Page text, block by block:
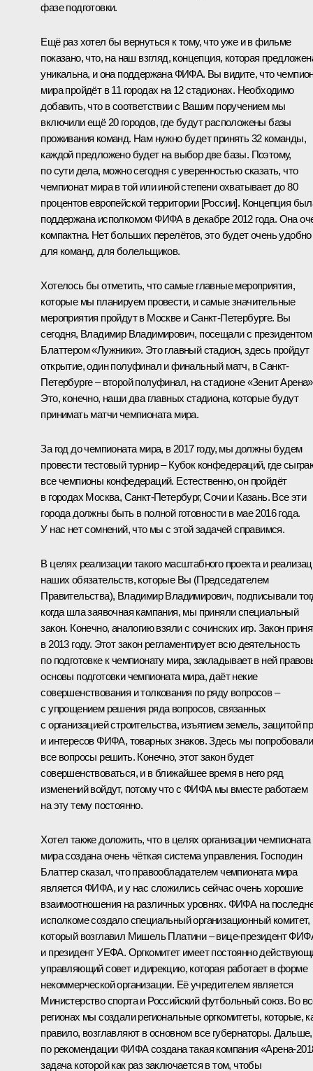
фазе подготовки.
Ещё раз хотел бы вернуться к тому, что уже и в фильме
показано, что, на наш взгляд, концепция, которая
уникальна, и она поддержана ФИФА. Вы видите, что
мира пройдёт в 11 городах на 12 стадионах. Необходимо
добавить, что в соответствии с Вашим поручением мы
включили ещё 20 городов, где будут расположены базы
проживания команд. Нам нужно будет принять 32 команды,
каждой предложено будет на выбор две базы. Поэтому,
по сути дела, можно сегодня с уверенностью сказать, что
чемпионат мира в той или иной степени охватывает до 80
процентов европейской территории [России]. Концепция
поддержана исполкомом ФИФА в декабре 2012 года. Она
компактна. Нет больших перелётов, это будет очень удобно
для команд, для болельщиков.
Хотелось бы отметить, что самые главные мероприятия,
которые мы планируем провести, и самые значительные
мероприятия пройдут в Москве и Санкт-Петербурге. Вы
сегодня, Владимир Владимирович, посещали с президентом
Блаттером «Лужники». Это главный стадион, здесь пройдут
открытие, один полуфинал и финальный матч, в Санкт-
Петербурге – второй полуфинал, на стадионе «Зенит
Это, конечно, наши два главных стадиона, которые будут
принимать матчи чемпионата мира.
За год до чемпионата мира, в 2017 году, мы должны будем
провести тестовый турнир – Кубок конфедераций, где
все чемпионы конфедераций. Естественно, он пройдёт
в городах Москва, Санкт-Петербург, Сочи и Казань. Все эти
города должны быть в полной готовности в мае 2016 года.
У нас нет сомнений, что мы с этой задачей справимся.
В целях реализации такого масштабного проекта и
наших обязательств, которые Вы (Председателем
Правительства), Владимир Владимирович, подписывали
когда шла заявочная кампания, мы приняли специальный
закон. Конечно, аналогию взяли с сочинских игр. Закон
в 2013 году. Этот закон регламентирует всю деятельность
по подготовке к чемпионату мира, закладывает в ней
основы подготовки чемпионата мира, даёт некие
совершенствования и толкования по ряду вопросов –
с упрощением решения ряда вопросов, связанных
с организацией строительства, изъятием земель, защитой
и интересов ФИФА, товарных знаков. Здесь мы попробовали
все вопросы решить. Конечно, этот закон будет
совершенствоваться, и в ближайшее время в него ряд
изменений войдут, потому что с ФИФА мы вместе работаем
на эту тему постоянно.
Хотел также доложить, что в целях организации чемпионата
мира создана очень чёткая система управления. Господин
Блаттер сказал, что правообладателем чемпионата мира
является ФИФА, и у нас сложились сейчас очень хорошие
взаимоотношения на различных уровнях. ФИФА на
исполкоме создало специальный организационный комитет,
который возглавил Мишель Платини – вице-президент
и президент УЕФА. Оргкомитет имеет постоянно
управляющий совет и дирекцию, которая работает в форме
некоммерческой организации. Её учредителем является
Министерство спорта и Российский футбольный союз. Во
регионах мы создали региональные оргкомитеты, которые,
правило, возглавляют в основном все губернаторы. Дальше,
по рекомендации ФИФА создана такая компания «Арена-
задача которой как раз заключается в том, чтобы